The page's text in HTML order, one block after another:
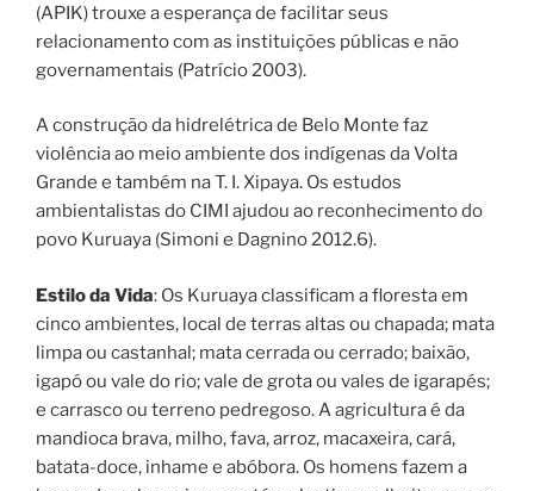
(APIK) trouxe a esperança de facilitar seus
relacionamento com as instituições públicas e não
governamentais (Patrício 2003).
A construção da hidrelétrica de Belo Monte faz
violência ao meio ambiente dos indígenas da Volta
Grande e também na T. I. Xipaya. Os estudos
ambientalistas do CIMI ajudou ao reconhecimento do
povo Kuruaya (Simoni e Dagnino 2012.6).
Estilo da Vida: Os Kuruaya classificam a floresta em
cinco ambientes, local de terras altas ou chapada; mata
limpa ou castanhal; mata cerrada ou cerrado; baixão,
igapó ou vale do rio; vale de grota ou vales de igarapés;
e carrasco ou terreno pedregoso. A agricultura é da
mandioca brava, milho, fava, arroz, macaxeira, cará,
batata-doce, inhame e abóbora. Os homens fazem a